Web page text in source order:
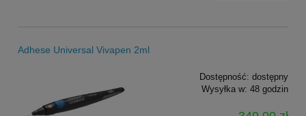
Adhese Universal Vivapen 2ml
Dostępność: dostępny
Wysyłka w: 48 godzin